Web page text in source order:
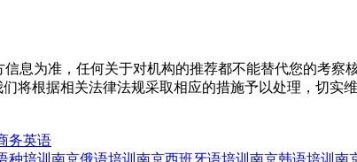
息为准，任何关于对机构的推荐都不能替代您的考察
根据相关法律法规采取相应的措施予以处理，切实
务英语